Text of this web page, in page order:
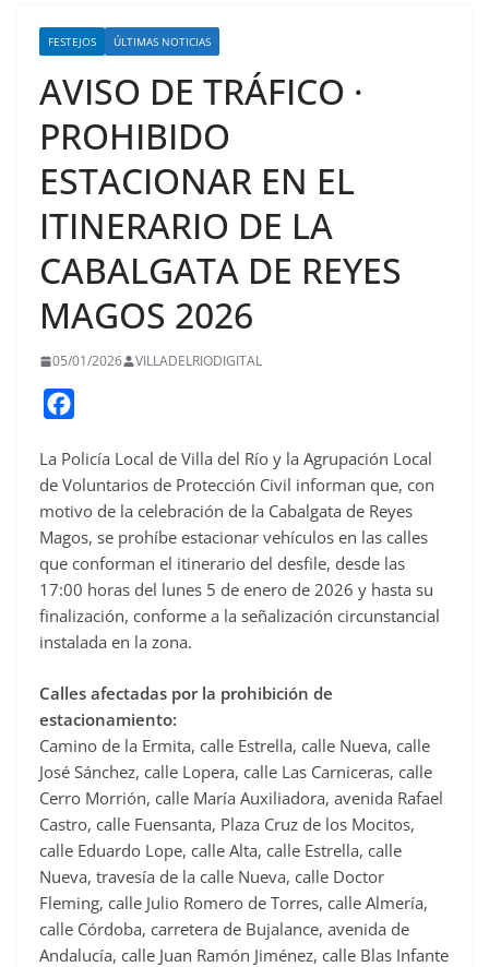
FESTEJOS ÚLTIMAS NOTICIAS
AVISO DE TRÁFICO ·
PROHIBIDO
ESTACIONAR EN EL
ITINERARIO DE LA
CABALGATA DE REYES
MAGOS 2026
05/01/2026 VILLADELRIODIGITAL
c
e
o
o
k
La Policía Local de Villa del Río y la Agrupación Local
de Voluntarios de Protección Civil informan que, con
motivo de la celebración de la Cabalgata de Reyes
Magos, se prohíbe estacionar vehículos en las calles
que conforman el itinerario del desfile, desde las
17:00 horas del lunes 5 de enero de 2026 y hasta su
finalización, conforme a la señalización circunstancial
instalada en la zona.
Calles afectadas por la prohibición de
estacionamiento:
Camino de la Ermita, calle Estrella, calle Nueva, calle
José Sánchez, calle Lopera, calle Las Carniceras, calle
Cerro Morrión, calle María Auxiliadora, avenida Rafael
Castro, calle Fuensanta, Plaza Cruz de los Mocitos,
calle Eduardo Lope, calle Alta, calle Estrella, calle
Nueva, travesía de la calle Nueva, calle Doctor
Fleming, calle Julio Romero de Torres, calle Almería,
calle Córdoba, carretera de Bujalance, avenida de
Andalucía, calle Juan Ramón Jiménez, calle Blas Infante